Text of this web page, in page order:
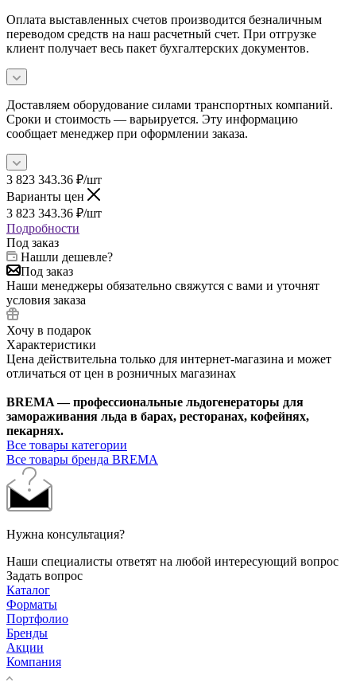
Оплата выставленных счетов производится безналичным
переводом средств на наш расчетный счет. При отгрузке
клиент получает весь пакет бухгалтерских документов.
Доставляем оборудование силами транспортных компаний.
Сроки и стоимость — варьируется. Эту информацию
сообщает менеджер при оформлении заказа.
3 823 343.36 ₽/шт
Варианты цен
3 823 343.36 ₽/шт
Подробности
Под заказ
Нашли дешевле?
Под заказ
Наши менеджеры обязательно свяжутся с вами и уточнят
условия заказа
Хочу в подарок
Характеристики
Цена действительна только для интернет-магазина и может
отличаться от цен в розничных магазинах
BREMA — профессиональные льдогенераторы для
замораживания льда в барах, ресторанах, кофейнях,
пекарнях.
Все товары категории
Все товары бренда BREMA
Нужна консультация?
Наши специалисты ответят на любой интересующий вопрос
Задать вопрос
Каталог
Форматы
Портфолио
Бренды
Акции
Компания